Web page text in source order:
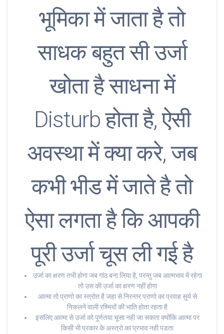
भूमिका में जाता है तो
साधक बहुत सी उर्जा
खोता है साधना में
Disturb होता है, ऐसी
अवस्था में क्या करे, जब
कभी भीड में जाते है तो
ऐसा लगता है कि आपकी
पूरी उर्जा चूस ली गई है
उर्जा का क्षरण तभी होगा जब गांठ बना लिया है, परन्तु जब आत्मभाव में रहेगा
तो उस की उर्जा का क्षरण नहीं होगा
आत्मा तो प्राणो का स्त्रोत है जहा से निरन्तर प्राणो का प्रवाह सुर्य से
निकलने वाली रश्मियों की भाति होता रहता है
इसलिए आत्मा से उर्जा को पूर्णतया चूसा नही जा सकता क्योंकि आत्मा पर
किसी भी प्रकार के अस्त्रो का प्रभाव नही पडता